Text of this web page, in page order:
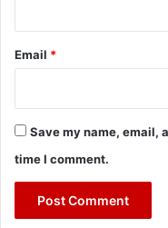
Email *
Save my name, email,
time I comment.